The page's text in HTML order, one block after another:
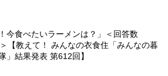
今食べたいラーメンは？」＜回答数
【教えて！ みんなの衣食住「みんなの暮
」結果発表 第612回】